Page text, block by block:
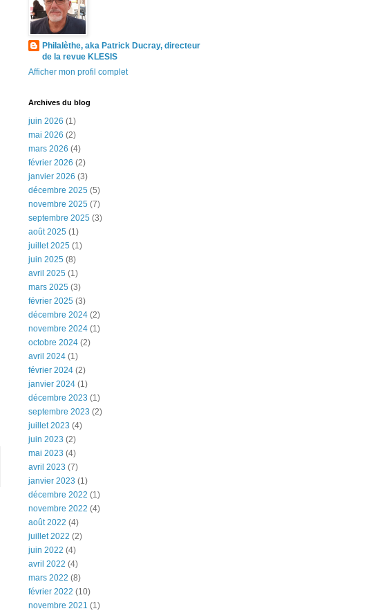
Philalèthe, aka Patrick Ducray, directeur
de la revue KLESIS
Afficher mon profil complet
Archives du blog
juin 2026 (1)
mai 2026 (2)
mars 2026 (4)
février 2026 (2)
janvier 2026 (3)
décembre 2025 (5)
novembre 2025 (7)
septembre 2025 (3)
août 2025 (1)
juillet 2025 (1)
juin 2025 (8)
avril 2025 (1)
mars 2025 (3)
février 2025 (3)
décembre 2024 (2)
novembre 2024 (1)
octobre 2024 (2)
avril 2024 (1)
février 2024 (2)
janvier 2024 (1)
décembre 2023 (1)
septembre 2023 (2)
juillet 2023 (4)
juin 2023 (2)
mai 2023 (4)
avril 2023 (7)
janvier 2023 (1)
décembre 2022 (1)
novembre 2022 (4)
août 2022 (4)
juillet 2022 (2)
juin 2022 (4)
avril 2022 (4)
mars 2022 (8)
février 2022 (10)
novembre 2021 (1)